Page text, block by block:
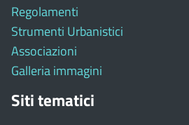
Regolamenti
Strumenti Urbanistici
Associazioni
Galleria immagini
Siti tematici